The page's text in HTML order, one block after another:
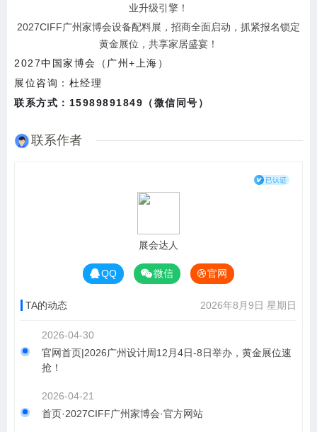
业升级引擎！
2027CIFF广州家博会设备配料展，招商全面启动，抓紧报名锁定
黄金展位，共享家居盛宴！
2027中国家博会（广州+上海）
展位咨询：杜经理
联系方式：15989891849（微信同号）
联系作者
展会达人
QQ 微信 官网
TA的动态 2026年8月9日 星期日
2026-04-30
官网首页|2026广州设计周12月4日-8日举办，黄金展位速
抢！
2026-04-21
首页·2027CIFF广州家博会·官方网站